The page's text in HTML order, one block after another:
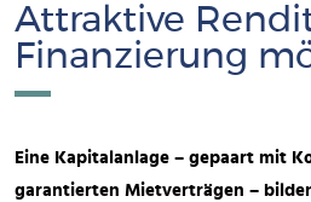
Attraktive
Finanzierung
Eine Kapitalanlage – gepaart mit
garantierten Mietverträgen –